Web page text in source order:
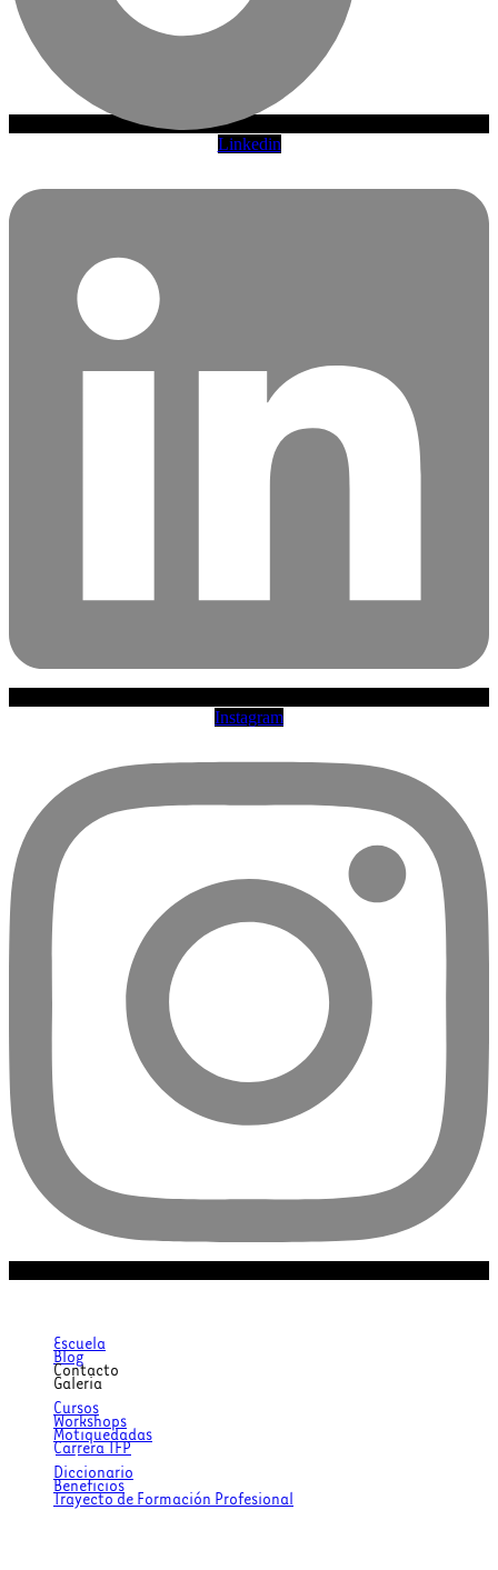
Linkedin
Instagram
Escuela
Blog
Contacto
Galeria
Cursos
Workshops
Motiquedadas
Carrera TFP
Diccionario
Beneficios
Trayecto de Formación Profesional
Descargas